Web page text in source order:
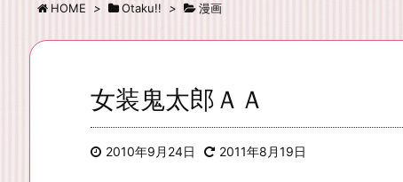
HOME > Otaku!! > 漫画
女装鬼太郎ＡＡ
2010年9月24日 2011年8月19日